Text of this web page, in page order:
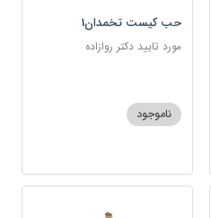
حب کیست تخمدان1
مورد تایید دکتر روازاده
ناموجود